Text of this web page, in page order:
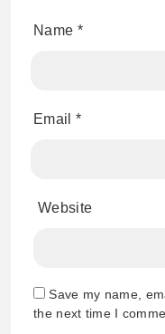
Name *
Email *
Website
Save my name,
the next time I